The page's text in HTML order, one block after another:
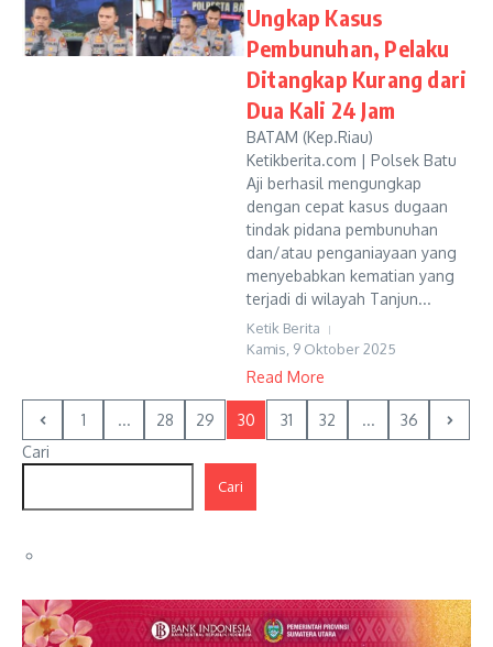
Ungkap Kasus
Pembunuhan, Pelaku
Ditangkap Kurang dari
Dua Kali 24 Jam
BATAM (Kep.Riau)
Ketikberita.com | Polsek Batu
Aji berhasil mengungkap
dengan cepat kasus dugaan
tindak pidana pembunuhan
dan/atau penganiayaan yang
menyebabkan kematian yang
terjadi di wilayah Tanjun...
Ketik Berita
Kamis, 9 Oktober 2025
Read More
1 ... 28 29 30 31 32 ...
36
Cari
Cari